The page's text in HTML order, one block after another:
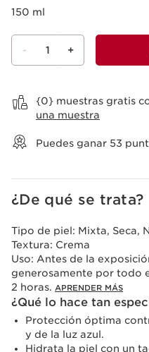
150 ml
- 1 +
{0} muestras gratis
una muestra
Puedes ganar 53
¿De qué se trata?
Tipo de piel: Mixta, Seca,
Textura: Crema
Uso: Antes de la
generosamente por todo
2 horas. APRENDER MÁS
¿Qué lo hace tan
Protección óptima
y de la luz azul.
Hidrata la piel con un